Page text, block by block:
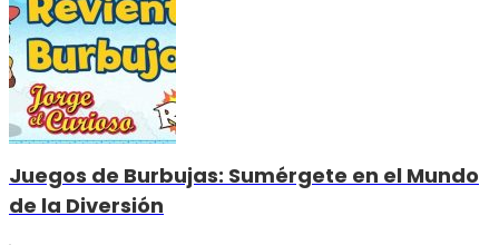
Juegos de Burbujas: Sumérgete en el Mundo
de la Diversión